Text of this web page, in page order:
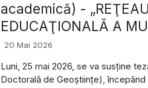
academică) -
EDUCAŢIONALĂ A
20 Mai 2026
Luni, 25 mai 2026, se va susține
Doctorală de Geoștiințe), începând